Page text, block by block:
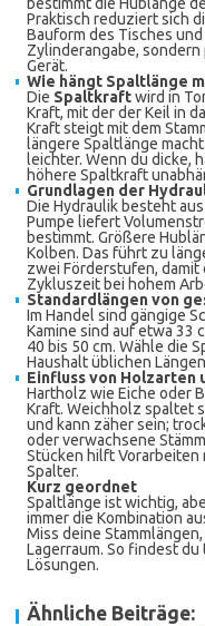
Praktisch reduziert sich
Bauform des Tisches
Zylinderangabe,
Gerät.
Wie hängt Spaltlänge
Die Spaltkraftwird in
Kraft, mit der der Keil in
Kraft steigt mit dem
längere Spaltlänge
leichter. Wenn du dicke,
höhere Spaltkraft
Grundlagen der
Die Hydraulik besteht
Pumpe liefert
bestimmt. Größere
Kolben. Das führt zu
zwei Förderstufen,
Zykluszeit bei hohem
Standardlängen von
Im Handel sind gängige
Kamine sind auf etwa 33
40 bis 50 cm. Wähle die
Haushalt üblichen
Einfluss von Holzarten
Hartholz wie Eiche oder
Kraft. Weichholz spaltet
und kann zäher sein;
oder verwachsene
Stücken hilft Vorarbeiten
Spalter.
Kurz geordnet
Spaltlänge ist wichtig,
immer die Kombination
Miss deine
Lagerraum. So findest
Lösungen.
Ähnliche Beiträge: